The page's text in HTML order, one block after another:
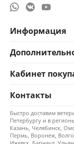
Информация
Кабинет
Контакты
Быстро доставим
Петербургу и в
Казань, Челябинск,
Пермь, Воронеж,